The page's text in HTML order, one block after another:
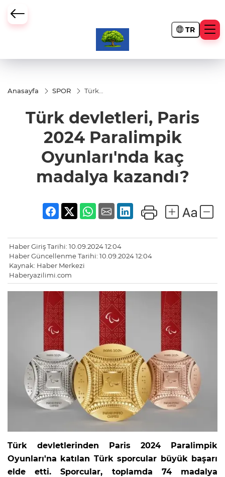
TR
Anasayfa SPOR
Türk
Paralimpik
Oyunları'nda
kaç madalya
kazandı?
Türk devletleri, Paris
2024 Paralimpik
Oyunları'nda kaç
madalya kazandı?
Haber Giriş Tarihi: 10.09.2024 12:04
Haber Güncellenme Tarihi: 10.09.2024 12:04
Kaynak: Haber Merkezi
Haberyazilimi.com
Türk devletlerinden Paris 2024 Paralimpik
Oyunları'na katılan Türk sporcular büyük başarı
elde etti. Sporcular, toplamda 74 madalya